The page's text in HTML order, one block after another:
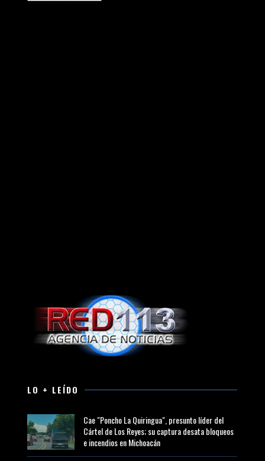
LO + LEÍDO
Cae "Poncho La Quiringua", presunto líder del
Cártel de Los Reyes; su captura desata bloqueos
e incendios en Michoacán